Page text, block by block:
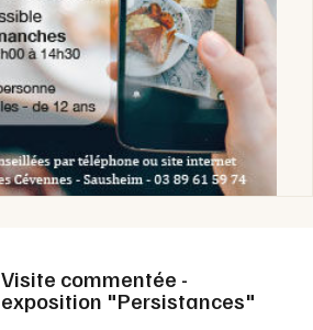
Visite commentée -
exposition "Persistances"